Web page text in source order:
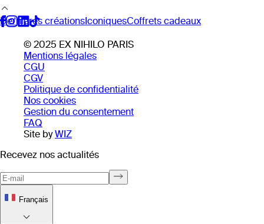
Dernières créationsIconiquesCoffrets cadeaux
© 2025 EX NIHILO PARIS
Mentions légales
CGU
CGV
Politique de confidentialité
Nos cookies
Gestion du consentement
FAQ
Site by WIZ
Recevez nos actualités
Français